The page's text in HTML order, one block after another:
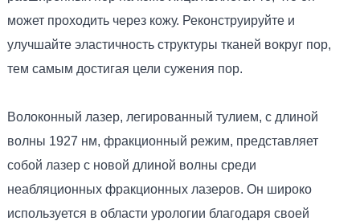
может проходить через кожу. Реконструируйте и
улучшайте эластичность структуры тканей вокруг пор,
тем самым достигая цели сужения пор.
Волоконный лазер, легированный тулием, с длиной
волны 1927 нм, фракционный режим, представляет
собой лазер с новой длиной волны среди
неабляционных фракционных лазеров. Он широко
используется в области урологии благодаря своей